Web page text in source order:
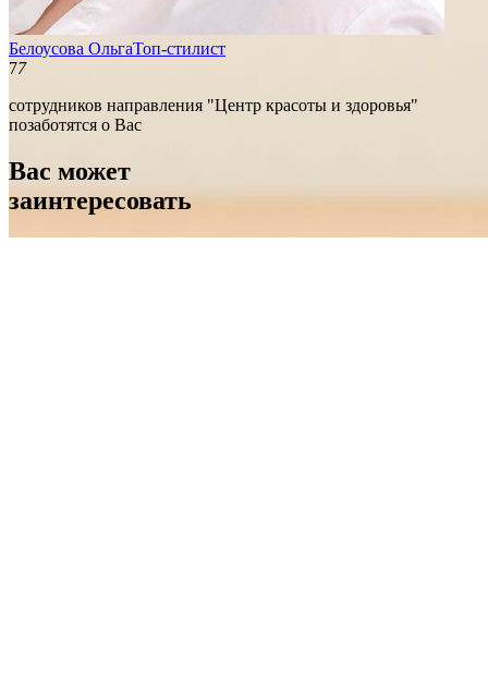
Белоусова ОльгаТоп-стилист
77
сотрудников направления "Центр красоты и здоровья"
позаботятся о Вас
Вас может
заинтересовать